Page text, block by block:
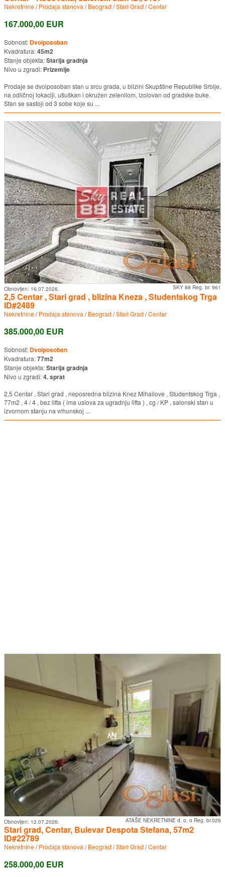
Nekretnine/Prodaja stanova /Beograd /Stari Grad /Centar
167.000,00 EUR
Sobnost: Dvoiposoban
Kvadratura:45m2
Stanje objekta:Starija gradnja
Nivo u zgradi: Prizemlje
Prodaje se dvoiposoban stan u srcu grada, u blizini Skupštine Republike Srbije,
na odličnoj lokaciji, ušuškan i okružen zelenilom, izolovan od gradske buke.
Stan se sastoji od 3 sobe koje su ...
SKY 88 Reg. br. 961
Obnovljen: 16.07.2026.
2,5 Centar , Stari grad , blizina Kneza , Studentskog Trga
ID#2489
Nekretnine/Prodaja stanova /Beograd /Stari Grad /Centar
385.000,00 EUR
Sobnost: Dvoiposoban
Kvadratura:77m2
Stanje objekta:Starija gradnja
Nivo u zgradi:4. sprat
2,5 Centar , Stari grad , neposredna blizina Knez Mihailove , Studentskog Trga ,
77m2 , 4 / 4 , bez lifta ( ima uslova za ugradnju lifta ) , cg / KP , salonski stan u
izvornom stanju na vrhunskoj ...
ATAŠE NEKRETNINE d. o. o Reg. br.026
Obnovljen: 12.07.2026.
Stari grad, Centar, Bulevar Despota Stefana, 57m2
ID#22789
Nekretnine/Prodaja stanova /Beograd /Stari Grad /Centar
258.000,00 EUR